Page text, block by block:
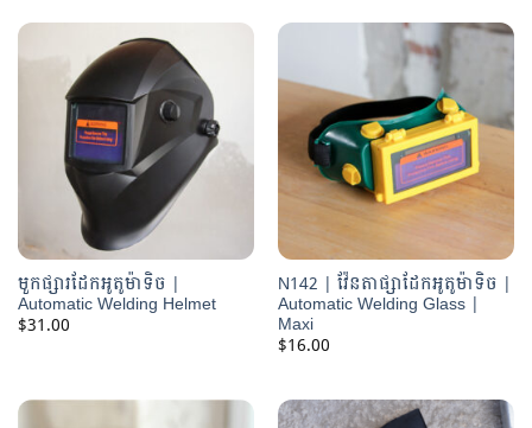
$10.00
មួកផ្សារដែកអូតូម៉ាទិច |
Automatic Welding Helmet
$31.00
N142 | វ៉ែនតាផ្សាដែកអូតូម៉ាទិច |
Automatic Welding Glass |
Maxi
$16.00